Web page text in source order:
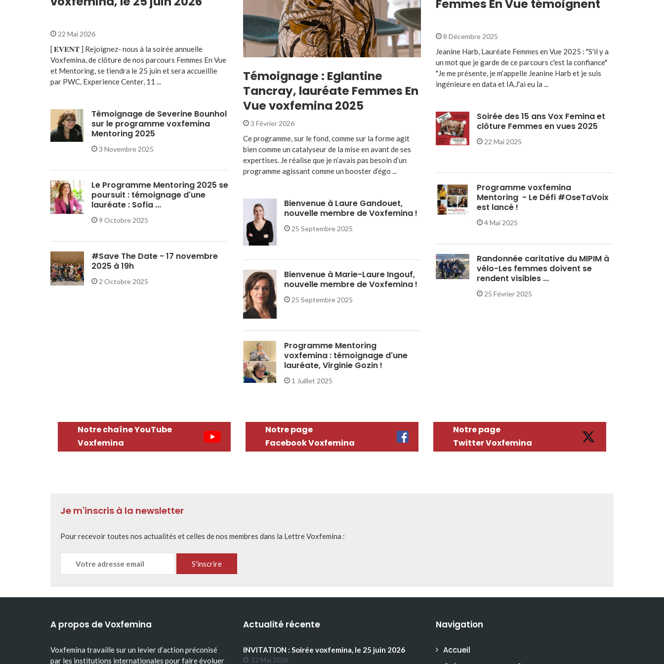
22 Mai 2026
[ 𝐄𝐕𝐄𝐍𝐓 ] Rejoignez- nous à la soirée annuelle
Voxfemina, de clôture de nos parcours Femmes En Vue
et Mentoring, se tiendra le 25 juin et sera accueillie
par PWC, Experience Center, 11 ...
Témoignage de Severine Bounhol
sur le programme voxfemina
Mentoring 2025
3 Novembre 2025
Le Programme Mentoring 2025 se
poursuit : témoignage d'une
lauréate : Sofia ...
9 Octobre 2025
#Save The Date - 17 novembre
2025 à 19h
2 Octobre 2025
Témoignage : Eglantine
Tancray, lauréate Femmes En
Vue voxfemina 2025
3 Février 2026
Ce programme, sur le fond, comme sur la forme agit
bien comme un catalyseur de la mise en avant de ses
expertises. Je réalise que je n’avais pas besoin d’un
programme agissant comme un booster d’égo ...
Bienvenue à Laure Gandouet,
nouvelle membre de Voxfemina !
25 Septembre 2025
Bienvenue à Marie-Laure Ingouf,
nouvelle membre de Voxfemina !
25 Septembre 2025
Programme Mentoring
voxfemina : témoignage d'une
lauréate, Virginie Gozin !
1 Juillet 2025
Femmes En Vue témoignent
8 Décembre 2025
Jeanine Harb, Lauréate Femmes en Vue 2025 : "S'il y a
un mot que je garde de ce parcours c'est la confiance"
"Je me présente, je m’appelle Jeanine Harb et je suis
ingénieure en data et IA.J'ai eu la ...
Soirée des 15 ans Vox Femina et
clôture Femmes en vues 2025
22 Mai 2025
Programme voxfemina
Mentoring - Le Défi #OseTaVoix
est lancé !
4 Mai 2025
Randonnée caritative du MIPIM à
vélo-Les femmes doivent se
rendent visibles ...
25 Février 2025
Notre chaîne YouTube
Voxfemina
Notre page
Facebook Voxfemina
Notre page
Twitter Voxfemina
Je m'inscris à la newsletter
Pour recevoir toutes nos actualités et celles de nos membres dans la Lettre Voxfemina :
A propos de Voxfemina
Voxfemina travaille sur un levier d’action préconisé
par les institutions internationales pour faire évoluer
Actualité récente
INVITATION : Soirée voxfemina, le 25 juin 2026
22 Mai 2026
Navigation
Accueil